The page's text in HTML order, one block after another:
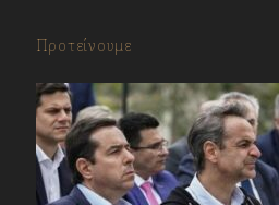
Προτείνουμε